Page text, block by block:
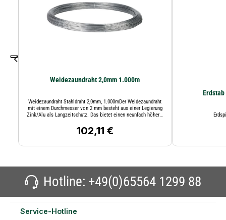
Weidezaundraht 2,0mm 1.000m
Weidezaundraht Stahldraht 2,0mm, 1.000mDer Weidezaundraht
mit einem Durchmesser von 2 mm besteht aus einer Legierung
Zink/Alu als Langzeitschutz. Das bietet einen neunfach höherer
bietet eine sehr gute Leitfähigkeit. Sehr gute Stromabgabe bei
Widerstand Ohm/m: 0,060 Länge: 1.000 Meter Durchmesser: 2
Regulärer Preis:
102,11 €
Erdstab
Hotline: +49(0)65564 1299 88
Service-Hotline